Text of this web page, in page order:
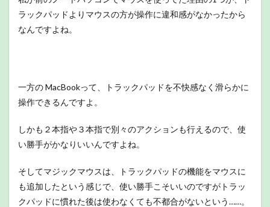
ラックパッドよりマウスの方が操作に違和感がなかったから
なんですよね。
一方の MacBookって、トラックパッドを不快感なく滑らかに
操作できるんですよ。
しかも２本指や３本指で別々のアクションも行えるので、使
い勝手がかなりいいんですよね。
そしてマジックマウスは、トラックパッドの機能をマウスに
も追加したという感じで、使い勝手こそいいのですがトラッ
クパッドに慣れた後は使わなくても不都合がないという……。